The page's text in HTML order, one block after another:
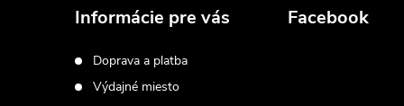
Informácie pre vás
Doprava a platba
Výdajné miesto
Facebook